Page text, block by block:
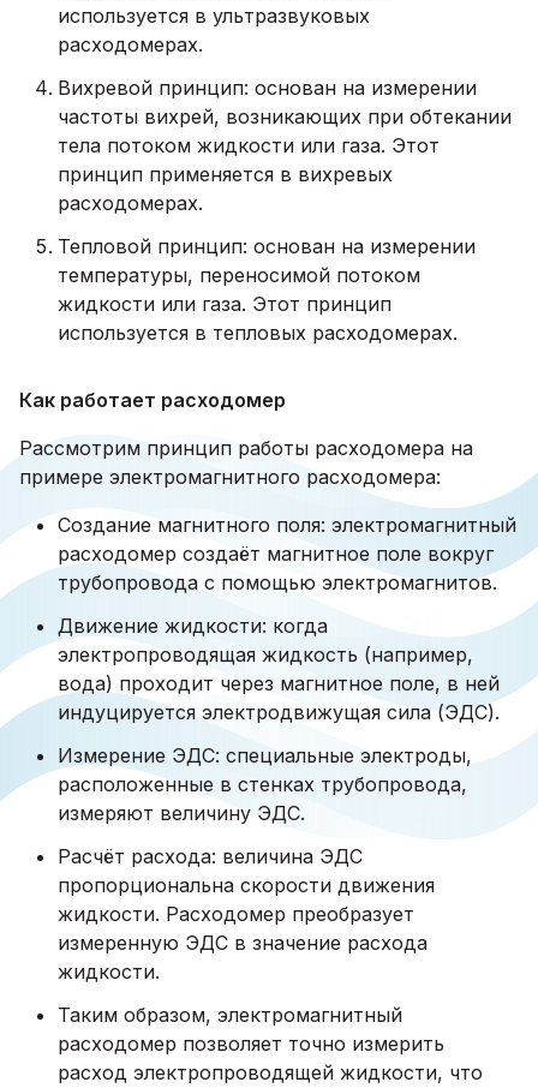
используется в ультразвуковых
расходомерах.
Вихревой принцип: основан на измерении
частоты вихрей, возникающих при обтекании
тела потоком жидкости или газа. Этот
принцип применяется в вихревых
расходомерах.
Тепловой принцип: основан на измерении
температуры, переносимой потоком
жидкости или газа. Этот принцип
используется в тепловых расходомерах.
Как работает расходомер
Рассмотрим принцип работы расходомера на
примере электромагнитного расходомера:
Создание магнитного поля: электромагнитный
расходомер создаёт магнитное поле вокруг
трубопровода с помощью электромагнитов.
Движение жидкости: когда
электропроводящая жидкость (например,
вода) проходит через магнитное поле, в ней
индуцируется электродвижущая сила (ЭДС).
Измерение ЭДС: специальные электроды,
расположенные в стенках трубопровода,
измеряют величину ЭДС.
Расчёт расхода: величина ЭДС
пропорциональна скорости движения
жидкости. Расходомер преобразует
измеренную ЭДС в значение расхода
жидкости.
Таким образом, электромагнитный
расходомер позволяет точно измерить
расход электропроводящей жидкости, что